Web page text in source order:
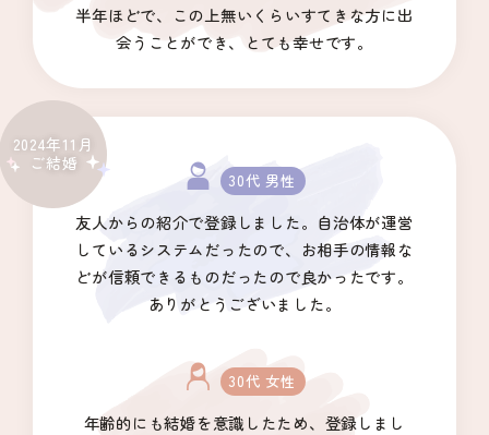
半年ほどで、この上無いくらいすてきな方に出
会うことができ、とても幸せです。
2024年11月
ご結婚
30代 男性
友人からの紹介で登録しました。自治体が運営
しているシステムだったので、お相手の情報な
どが信頼できるものだったので良かったです。
ありがとうございました。
30代 女性
年齢的にも結婚を意識したため、登録しまし